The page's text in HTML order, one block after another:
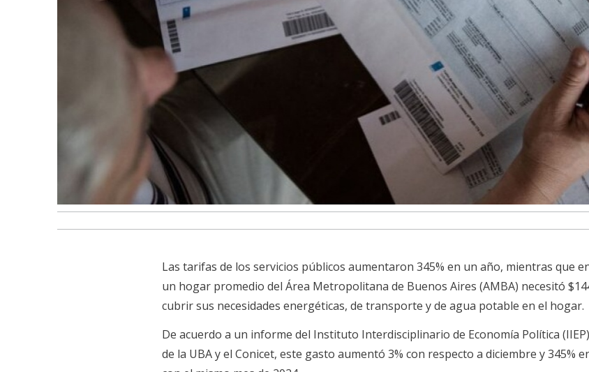
Las tarifas de los servicios públicos aumentaron 345% en un año, mientras que
un hogar promedio del Área Metropolitana de Buenos Aires (AMBA) necesitó
cubrir sus necesidades energéticas, de transporte y de agua potable en el hogar.
De acuerdo a un informe del Instituto Interdisciplinario de Economía Política
de la UBA y el Conicet, este gasto aumentó 3% con respecto a diciembre y 345%